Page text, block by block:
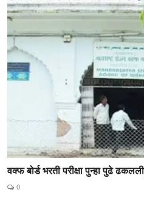
वक्फ बोर्ड भरती परीक्षा पुन्हा पुढे
0